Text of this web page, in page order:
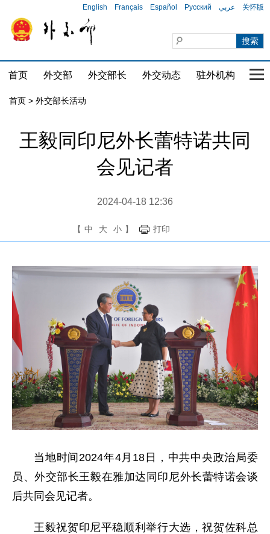
English Français Español Русский عربي 关怀版
首页 外交部 外交部长 外交动态 驻外机构 国
首页 > 外交部长活动
王毅同印尼外长蕾特诺共同
会见记者
2024-04-18 12:36
【 中 大 小 】 打印
当地时间2024年4月18日，中共中央政治局委
员、外交部长王毅在雅加达同印尼外长蕾特诺会谈
后共同会见记者。
王毅祝贺印尼平稳顺利举行大选，祝贺佐科总